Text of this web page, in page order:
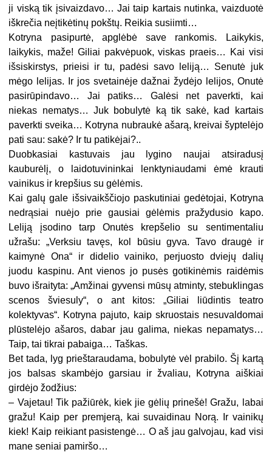
ji viską tik įsivaizdavo… Jai taip kartais nutinka, vaizduotė
iškrečia neįtikėtinų pokštų. Reikia susiimti…
Kotryna pasipurtė, apglėbė save rankomis. Laikykis,
laikykis, maže! Giliai pakvėpuok, viskas praeis… Kai visi
išsiskirstys, prieisi ir tu, padėsi savo leliją… Senutė juk
mėgo lelijas. Ir jos svetainėje dažnai žydėjo lelijos, Onutė
pasirūpindavo… Jai patiks… Galėsi net paverkti, kai
niekas nematys… Juk bobulytė ką tik sakė, kad kartais
paverkti sveika… Kotryna nubraukė ašarą, kreivai šyptelėjo
pati sau: sakė? Ir tu patikėjai?..
Duobkasiai kastuvais jau lygino naujai atsiradusį
kauburėlį, o laidotuvininkai lenktyniaudami ėmė krauti
vainikus ir krepšius su gėlėmis.
Kai galų gale išsivaikščiojo paskutiniai gedėtojai, Kotryna
nedrąsiai nuėjo prie gausiai gėlėmis pražydusio kapo.
Leliją įsodino tarp Onutės krepšelio su sentimentaliu
užrašu: „Verksiu tavęs, kol būsiu gyva. Tavo draugė ir
kaimynė Ona“ ir didelio vainiko, perjuosto dviejų dalių
juodu kaspinu. Ant vienos jo pusės gotikinėmis raidėmis
buvo išraityta: „Amžinai gyvensi mūsų atminty, stebuklingas
scenos šviesuly“, o ant kitos: „Giliai liūdintis teatro
kolektyvas“. Kotryna pajuto, kaip skruostais nesuvaldomai
plūstelėjo ašaros, dabar jau galima, niekas nepamatys…
Taip, tai tikrai pabaiga… Taškas.
Bet tada, lyg prieštaraudama, bobulytė vėl prabilo. Šį kartą
jos balsas skambėjo garsiau ir žvaliau, Kotryna aiškiai
girdėjo žodžius:
– Vajetau! Tik pažiūrėk, kiek jie gėlių prinešė! Gražu, labai
gražu! Kaip per premjerą, kai suvaidinau Norą. Ir vainikų
kiek! Kaip reikiant pasistengė… O aš jau galvojau, kad visi
mane seniai pamiršo…